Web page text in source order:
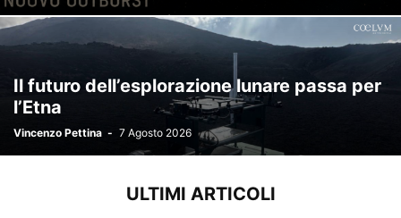
Il futuro dell’esplorazione lunare passa per
l’Etna
Vincenzo Pettina - 7 Agosto 2026
ULTIMI ARTICOLI